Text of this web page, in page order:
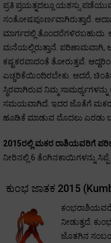
ಪ್ರತಿ ಪ್ರಯತ್ನದಲ್ಲೂ ಯಶಸ್ಸು
ಸಂತೋಷಪೂರ್ಣವಾಗಿರುತ್ತಾರೆ.
ಮಾರ್ಗದಲ್ಲಿ
ಮನೆಯಲ್ಲಿರುತ್ತಾನೆ. ಪರಿಣಾಮವಾಗಿ,
ಕಷ್ಟಕರವಾದಂತೆ ತೋರುತ್ತವೆ.
ಎಚ್ಚರಿಕೆಯಿಂದಿರಬೇಕು. ಆದರೆ,
ಸ್ಥಿರವಾಗಿರುವ ನಿಮ್ಮ
ಸಮಯವಾಗಿದೆ. ಇದರ ಜೊತೆಗೆ ಮಕರ
ಹೂಡಿಕೆ ಮಾಡುವ ಮೊದಲು ಎರಡು
2015ರಲ್ಲಿ ಮಕರ ರಾಶಿಯವರಿಗೆ
ನೀರಿನಲ್ಲಿ 6 ತೆಂಗಿನಕಾಯಿಗಳನ್ನು
ಕುಂಭ ಜಾತಕ 2015
ನೀಡುತ್ತದೆ.
ಜೊತಗಿನ